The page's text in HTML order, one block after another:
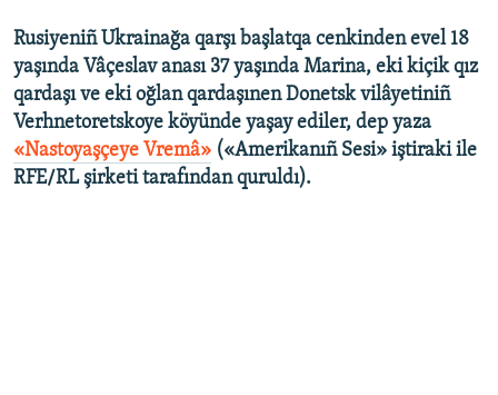
Rusiyeniñ Ukrainağa qarşı başlatqa cenkinden evel 18
yaşında Vâçeslav anası 37 yaşında Marina, eki kiçik qız
qardaşı ve eki oğlan qardaşınen Donetsk vilâyetiniñ
Verhnetoretskoye köyünde yaşay ediler, dep yaza
«Nastoyaşçeye Vremâ» («Amerikanıñ Sesi» iştiraki ile
RFE/RL şirketi tarafından quruldı).